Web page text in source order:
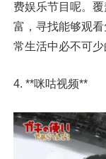
费娱乐节目呢。
富，寻找能够观
常生活中必不可少
4. **咪咕视频**